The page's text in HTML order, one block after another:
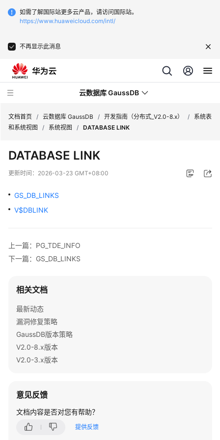
如需了解国际站更多云产品，请访问国际站。
https://www.huaweicloud.com/intl/
不再显示此消息
云数据库 GaussDB
新
动
务
产
绍
计
费
说
明
入
门
文档首页 / 云数据库 GaussDB / 开发指南（分布式_V2.0-8.x） /
系统表
和系统视图
/ 系统视图 / DATABASE LINK
DATABASE LINK
更新时间： 2026-03-23 GMT+08:00
GS_DB_LINKS
V$DBLINK
上一篇：PG_TDE_INFO
下一篇：GS_DB_LINKS
相关文档
最新动态
漏洞修复策略
GaussDB版本策略
V2.0-8.x版本
V2.0-3.x版本
意见反馈
文档内容是否对您有帮助？
提供反馈